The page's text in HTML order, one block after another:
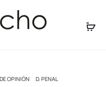
OPINIÓN D. PENAL